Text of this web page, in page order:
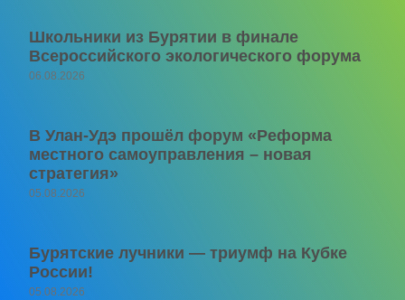
Школьники из Бурятии в финале
Всероссийского экологического форума
06.08.2026
В Улан-Удэ прошёл форум «Реформа
местного самоуправления – новая
стратегия»
05.08.2026
Бурятские лучники — триумф на Кубке
России!
05.08.2026